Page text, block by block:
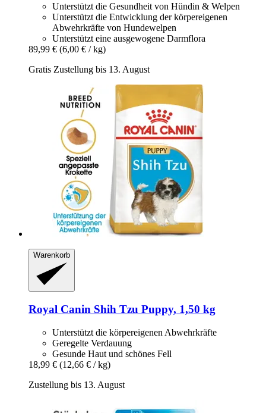
Unterstützt die Gesundheit von Hündin & Welpen
Unterstützt die Entwicklung der körpereigenen
Abwehrkräfte von Hundewelpen
Unterstützt eine ausgewogene Darmflora
89,99 € (6,00 € / kg)
Gratis Zustellung bis 13. August
Warenkorb
Royal Canin Shih Tzu Puppy, 1,50 kg
Unterstützt die körpereigenen Abwehrkräfte
Geregelte Verdauung
Gesunde Haut und schönes Fell
18,99 € (12,66 € / kg)
Zustellung bis 13. August